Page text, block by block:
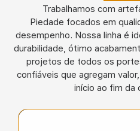
Trabalhamos com
Piedade focados em
desempenho. Nossa linha é
durabilidade, ótimo
projetos de todos os
confiáveis que agregam
início ao fim da